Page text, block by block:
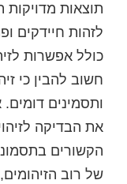
תוצאות
לזהות חיידקים
כולל אפשרות
חשוב להבין כי
ותסמינים
את הבדיקה
הקשורים
של רוב